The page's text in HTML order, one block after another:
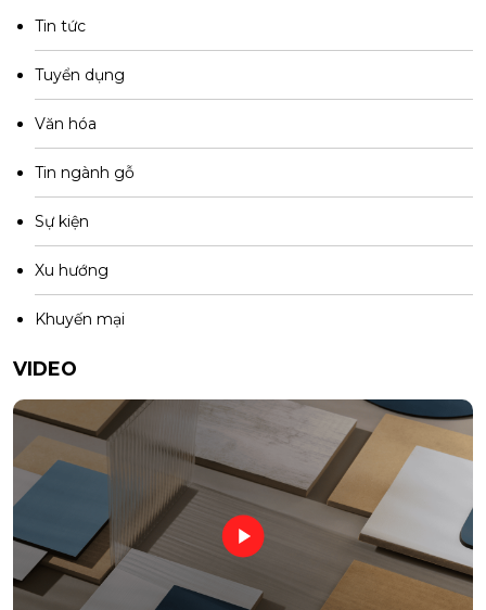
Tin tức
Tuyển dụng
Văn hóa
Tin ngành gỗ
Sự kiện
Xu hướng
Khuyến mại
VIDEO